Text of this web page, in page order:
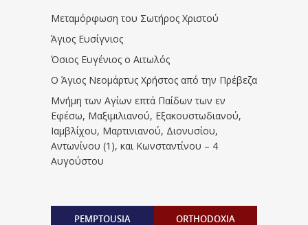
Μεταμόρφωση του Σωτήρος Χριστού
Άγιος Ευσίγνιος
Όσιος Ευγένιος ο Αιτωλός
Ο Άγιος Νεομάρτυς Χρήστος από την Πρέβεζα
Μνήμη των Aγίων επτά Παίδων των εν
Eφέσω, Mαξιμιλιανού, Eξακουστωδιανού,
Iαμβλίχου, Mαρτινιανού, Διονυσίου,
Aντωνίνου (1), και Kωνσταντίνου – 4
Αυγούστου
PEMPTOUSIA ORTHODOXIA